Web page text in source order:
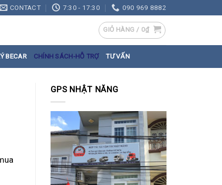
CONTACT 7:30 - 17:30 090 969 8882
GIỎ HÀNG / 0₫
BECAR CHÍNH SÁCH-HỖ TRỢ TƯ VẤN
GPS NHẬT NĂNG